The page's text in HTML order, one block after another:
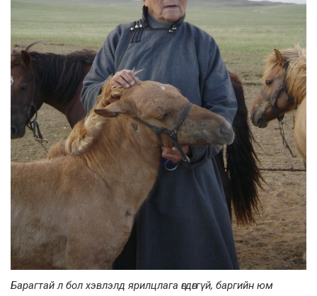
Барагтай л бол хэвлэлд ярилцлага өгдөггүй, баргийн юм